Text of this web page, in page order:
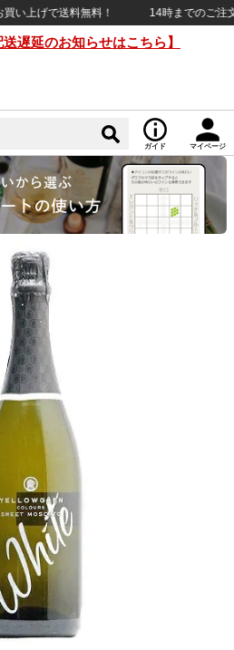
上げで送料無料！ 14時までのご注文
遅延のお知らせはこちら】
ガイド マイページ